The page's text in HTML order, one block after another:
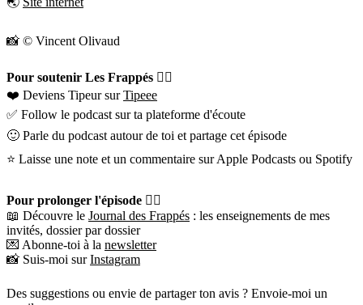
📸 © Vincent Olivaud
Pour soutenir Les Frappés 👇🏼
❤️ Deviens Tipeur surTipeee
✅ Follow le podcast sur ta plateforme d'écoute
🙂 Parle du podcast autour de toi et partage cet épisode
⭐️ Laisse une note et un commentaire sur Apple Podcasts ou Spotify
Pour prolonger l'épisode 👇🏼
📖 Découvre le Journal des Frappés : les enseignements de mes
invités, dossier par dossier
💌 Abonne-toi à la newsletter
📸 Suis-moi surInstagram
Des suggestions ou envie de partager ton avis ? Envoie-moi un